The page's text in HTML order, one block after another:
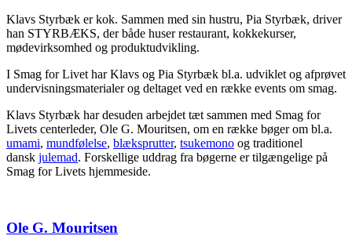
Klavs Styrbæk er kok. Sammen med sin hustru, Pia Styrbæk, driver
han STYRBÆKS, der både huser restaurant, kokkekurser,
mødevirksomhed og produktudvikling.
I Smag for Livet har Klavs og Pia Styrbæk bl.a. udviklet og afprøvet
undervisningsmaterialer og deltaget ved en række events om smag.
Klavs Styrbæk har desuden arbejdet tæt sammen med Smag for
Livets centerleder, Ole G. Mouritsen, om en række bøger om bl.a.
umami, mundfølelse, blæksprutter, tsukemono og traditionel
dansk julemad. Forskellige uddrag fra bøgerne er tilgængelige på
Smag for Livets hjemmeside.
Ole G. Mouritsen